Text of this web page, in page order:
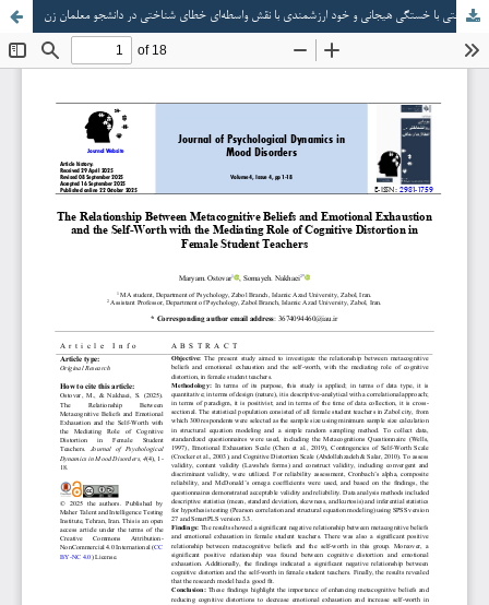
رابطه باورهای فراشناختی با خستگی هیجانی و خود ارزشمندی با نقش واسطه‌ای خطای شناختی در دانشجو معلمان زن